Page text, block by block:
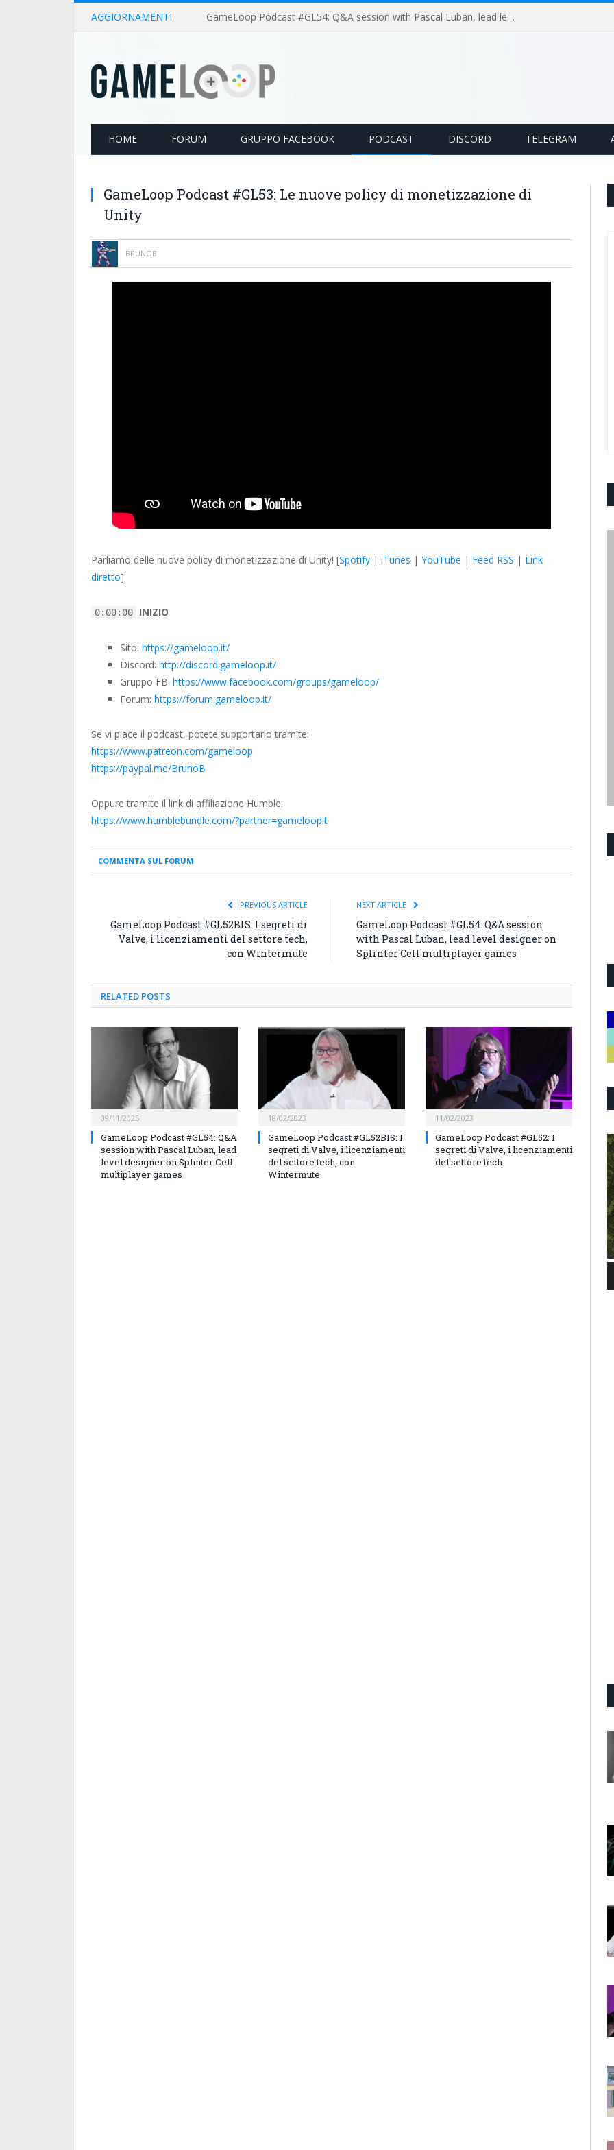
AGGIORNAMENTI GameLoop Podcast #GL54: Q&A session with Pascal Luban, lead level designer on Splinter Cell multiplayer games
HOME FORUM GRUPPO FACEBOOK PODCAST DISCORD TELEGRAM
GameLoop Podcast #GL53: Le nuove policy di monetizzazione di
Unity
BRUNOB
Parliamo delle nuove policy di monetizzazione di Unity! [Spotify | iTunes | YouTube | Feed RSS | Link
diretto]
0:00:00 INIZIO
Sito: https://gameloop.it/
Discord: http://discord.gameloop.it/
Gruppo FB: https://www.facebook.com/groups/gameloop/
Forum: https://forum.gameloop.it/
Se vi piace il podcast, potete supportarlo tramite:
https://www.patreon.com/gameloop
https://paypal.me/BrunoB
Oppure tramite il link di affiliazione Humble:
https://www.humblebundle.com/?partner=gameloopit
COMMENTA SUL FORUM
PREVIOUS ARTICLE
GameLoop Podcast #GL52BIS: I segreti di
Valve, i licenziamenti del settore tech,
con Wintermute
NEXT ARTICLE
GameLoop Podcast #GL54: Q&A session
with Pascal Luban, lead level designer on
Splinter Cell multiplayer games
RELATED POSTS
09/11/2025
GameLoop Podcast #GL54: Q&A
session with Pascal Luban, lead
level designer on Splinter Cell
multiplayer games
18/02/2023
GameLoop Podcast #GL52BIS: I
segreti di Valve, i licenziamenti
del settore tech, con
Wintermute
11/02/2023
GameLoop Podcast #GL52: I
segreti di Valve, i licenziamenti
del settore tech